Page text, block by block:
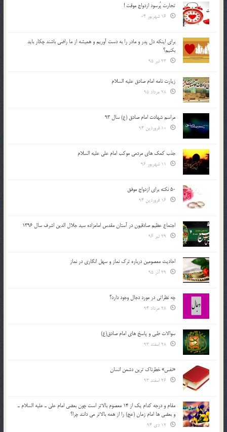
تجارت پُرسود ازدواج موقت !
براي اينكه دل پدر و مادر را به دست آوريم و هميشه از ما راضي باشند چكار بايد
بكنيم؟
زیارت نامه امام صادق علیه السلام
مراسم شهادت امام صادق (ع) سال 93
جذب کمک های مردمی موکب امام علی علیه السلام
50 نکته برای ازدواج موفق
اجتماع عظیم صادقیون در آستان مقدس امامزاده سید جلال الدین اشرف سال 1396
احادیث معصومین درباره ترک نماز و سهل انگاری در نماز
چه نظراتی در مورد دجال وجود دارد؟
سوالات طبی و پاسخ های امام صادق(ع)
«نفس» خطرناک ترین دشمن انسان
مقام و درجه كدام يك از 14 معصوم بالاتر است چون بعضي امام علي ـ عليه السلام ـ
و بعضي ها امام زمان (عج) را از همه بالاتر مي دانند چرا؟